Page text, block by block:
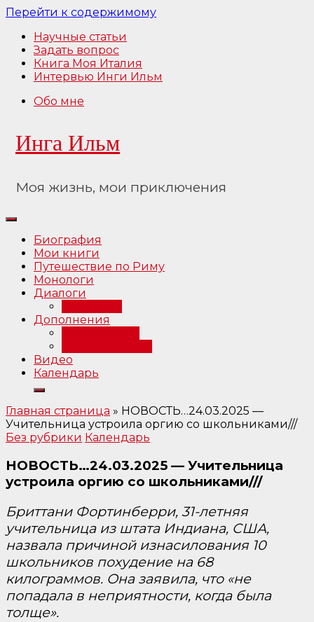
Перейти к содержимому
Научные статьи
Задать вопрос
Книга Моя Италия
Интервью Инги Ильм
Обо мне
Инга Ильм
Моя жизнь, мои приключения
Биография
Мои книги
Путешествие по Риму
Монологи
Диалоги
Дополнения
Видео
Календарь
Главная страница » НОВОСТЬ…24.03.2025 —
Учительница устроила оргию со школьниками///
Без рубрики Календарь
НОВОСТЬ…24.03.2025 — Учительница
устроила оргию со школьниками///
Бриттани Фортинберри, 31-летняя
учительница из штата Индиана, США,
назвала причиной изнасилования 10
школьников похудение на 68
килограммов. Она заявила, что «не
попадала в неприятности, когда была
толще».